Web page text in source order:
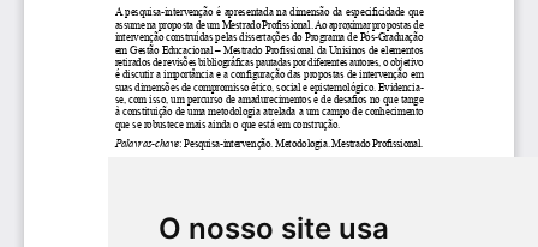
O nosso site usa